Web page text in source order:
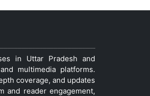
in Uttar Pradesh and
multimedia platforms.
coverage, and updates
and reader engagement,